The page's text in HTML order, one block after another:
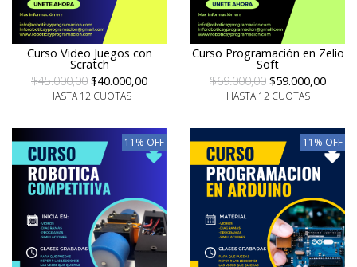
Curso Video Juegos con
Scratch
$45.000,00 $40.000,00
HASTA 12 CUOTAS
Curso Programación en Zelio
Soft
$69.000,00 $59.000,00
HASTA 12 CUOTAS
11% OFF 11% OFF